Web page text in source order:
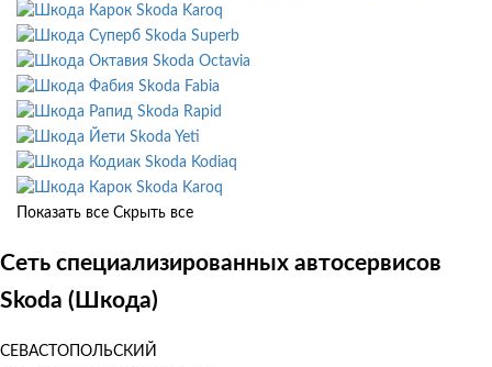
Skoda Karoq
Skoda Superb
Skoda Octavia
Skoda Fabia
Skoda Rapid
Skoda Yeti
Skoda Kodiaq
Skoda Karoq
Показать все Скрыть все
Сеть специализированных автосервисов
Skoda (Шкода)
СЕВАСТОПОЛЬСКИЙ